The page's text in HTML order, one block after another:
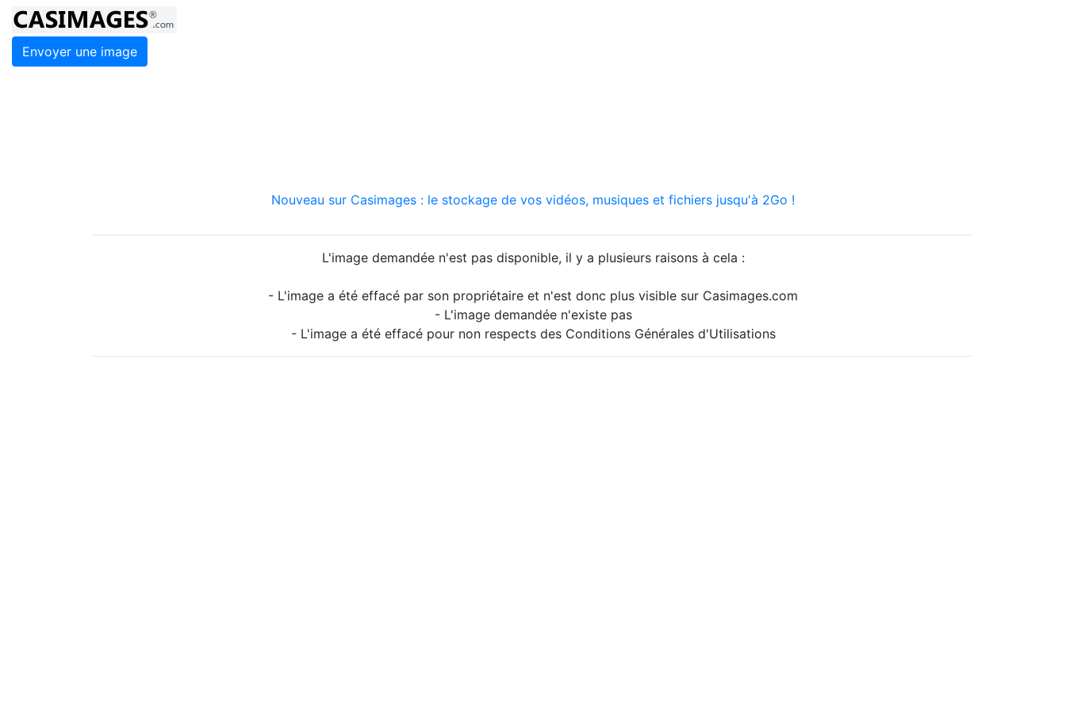
Envoyer une image
Nouveau sur Casimages : le stockage de vos vidéos, musiques et fichiers jusqu'à 2Go !
L'image demandée n'est pas disponible, il y a plusieurs raisons à cela :
- L'image a été effacé par son propriétaire et n'est donc plus visible sur Casimages.com
- L'image demandée n'existe pas
- L'image a été effacé pour non respects des Conditions Générales d'Utilisations